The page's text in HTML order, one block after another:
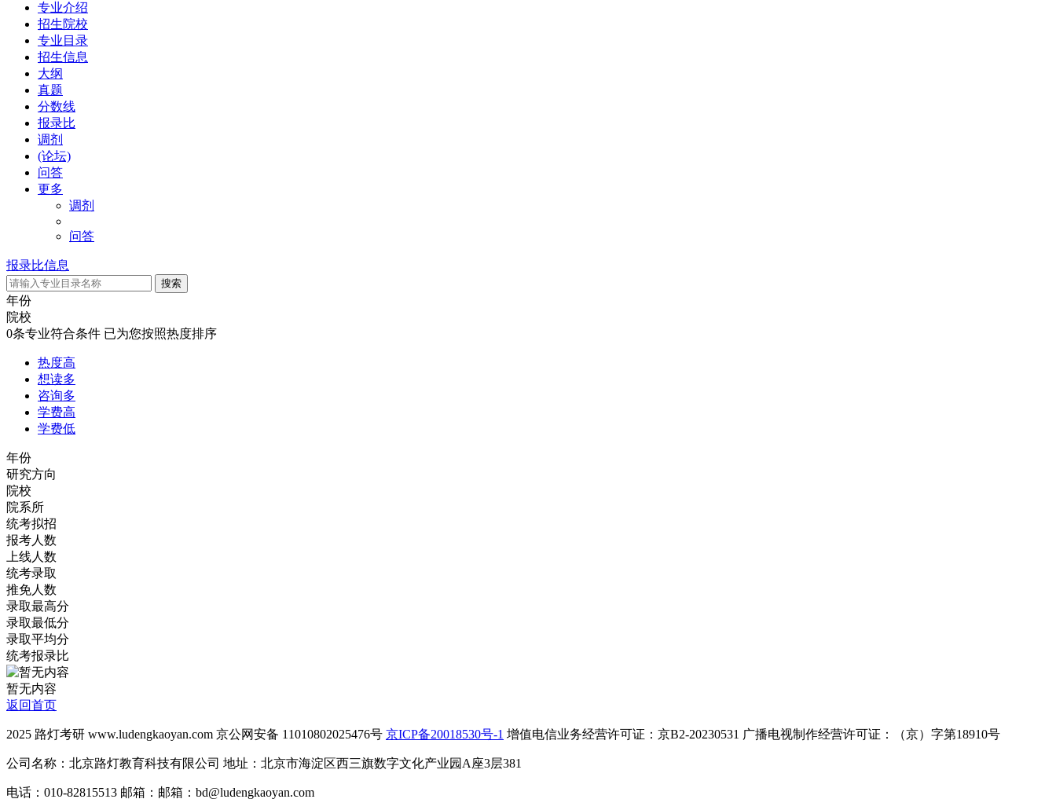
专业介绍
招生院校
专业目录
招生信息
大纲
真题
分数线
报录比
调剂
(论坛)
问答
更多
调剂
问答
报录比信息
年份
院校
0条专业符合条件 已为您按照热度排序
热度高
想读多
咨询多
学费高
学费低
年份
研究方向
院校
院系所
统考拟招
报考人数
上线人数
统考录取
推免人数
录取最高分
录取最低分
录取平均分
统考报录比
暂无内容
返回首页
2025 路灯考研 www.ludengkaoyan.com 京公网安备 11010802025476号 京ICP备20018530号-1 增值电信业务经营许可证：京B2-20230531 广播电视制作经营许可证：（京）字第18910号
公司名称：北京路灯教育科技有限公司 地址：北京市海淀区西三旗数字文化产业园A座3层381
电话：010-82815513 邮箱：邮箱：bd@ludengkaoyan.com